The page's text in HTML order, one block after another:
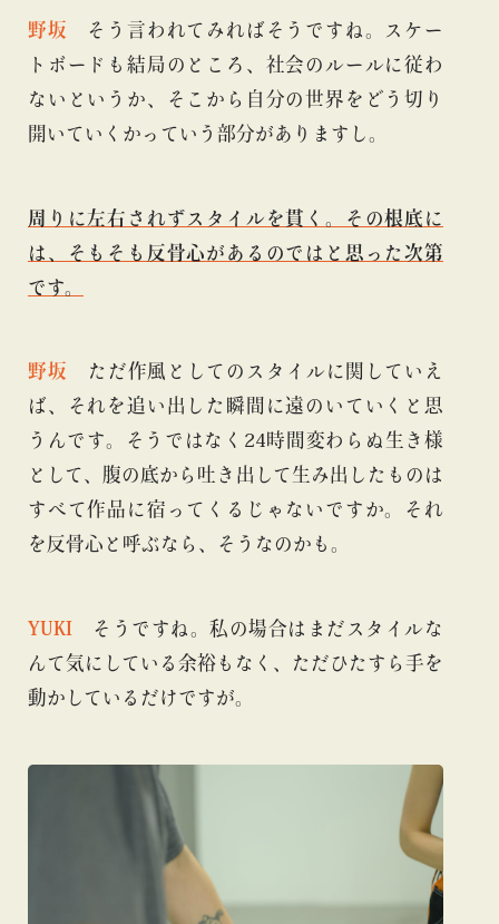
野坂 そう言われてみればそうですね。スケー
トボードも結局のところ、社会のルールに従わ
ないというか、そこから自分の世界をどう切り
開いていくかっていう部分がありますし。
周りに左右されずスタイルを貫く。その根底に
は、そもそも反骨心があるのではと思った次第
です。
野坂
ただ作風としてのスタイルに関していえ
ば、それを追い出した瞬間に遠のいていくと思
うんです。そうではなく24時間変わらぬ生き様
として、腹の底から吐き出して生み出したものは
すべて作品に宿ってくるじゃないですか。それ
を反骨心と呼ぶなら、そうなのかも。
YUKI そうですね。私の場合はまだスタイルな
んて気にしている余裕もなく、ただひたすら手を
動かしているだけですが。